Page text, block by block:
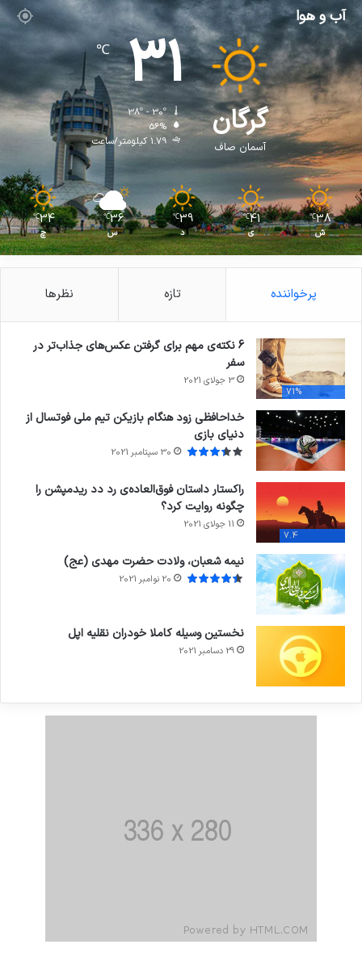
آب و هوا
گرگان
آسمان صاف
31
℃
38º - 30º
56%
1.79 کیلومتر/ساعت
38
℃
ش
41
℃
ی
39
℃
د
36
℃
س
34
℃
چ
پرخواننده تازه نظرها
71%
6 نکته‌ی مهم برای گرفتن عکس‌های جذاب‌تر در
سفر
3 جولای 2021
خداحافظی زود هنگام بازیکن تیم ملی فوتسال از
دنیای بازی
30 سپتامبر 2021
7.4
راکستار داستان فوق‌العاده‌ی رد دد ریدمپشن را
چگونه روایت کرد؟
11 جولای 2021
نیمه شعبان، ولادت حضرت مهدی (عج)
20 نوامبر 2021
نخستین وسیله کاملا خودران نقلیه اپل
29 دسامبر 2021